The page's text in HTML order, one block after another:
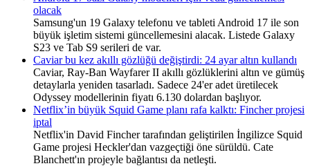
olacak
Samsung'un 19 Galaxy telefonu ve tableti Android 17 ile son
büyük işletim sistemi güncellemesini alacak. Listede Galaxy
S23 ve Tab S9 serileri de var.
Caviar bu kez akıllı gözlüğü değiştirdi: 24 ayar altın kullandı
Caviar, Ray-Ban Wayfarer II akıllı gözlüklerini altın ve gümüş
detaylarla yeniden tasarladı. Sadece 24'er adet üretilecek
Odyssey modellerinin fiyatı 6.130 dolardan başlıyor.
Netflix’in büyük Squid Game planı rafa kalktı: Fincher projesi
iptal
Netflix'in David Fincher tarafından geliştirilen İngilizce Squid
Game projesi Heckler'dan vazgeçtiği öne sürüldü. Cate
Blanchett'ın projeyle bağlantısı da netleşti.